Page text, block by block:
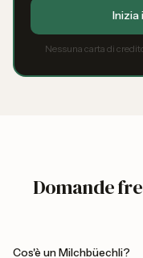
Inizia
Nessuna carta di
Domande
Cos'è un Milchbüechli?